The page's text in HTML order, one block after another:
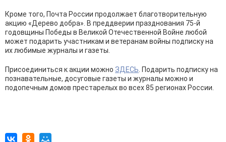
Кроме того, Почта России продолжает благотворительную
акцию «Дерево добра». В преддверии празднования 75-й
годовщины Победы в Великой Отечественной Войне любой
может подарить участникам и ветеранам войны подписку на
их любимые журналы и газеты.
Присоединиться к акции можно ЗДЕСЬ . Подарить подписку на
познавательные, досуговые газеты и журналы можно и
подопечным домов престарелых во всех 85 регионах России.